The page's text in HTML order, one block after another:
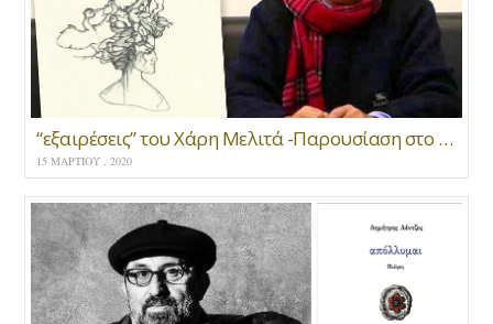
“εξαιρέσεις” του Χάρη Μελιτά -Παρουσίαση στο Polis Art Cafe στις 26 Φεβρουαρίου 2020
15 ΜΑΡΤΊΟΥ , 2020